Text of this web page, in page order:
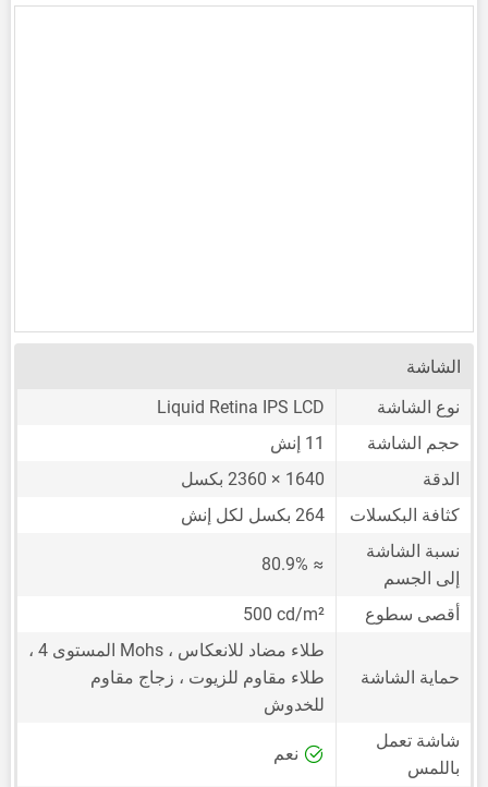
الشاشة
نوع الشاشة
Liquid Retina IPS LCD
حجم الشاشة
11 إنش
الدقة
1640 × 2360 بكسل
كثافة البكسلات
264 بكسل لكل إنش
نسبة الشاشة
إلى الجسم
≈ 80.9%
أقصى سطوع 500 cd/m²
حماية الشاشة
طلاء مضاد للانعكاس ، Mohs المستوى 4 ،
طلاء مقاوم للزيوت ، زجاج مقاوم
للخدوش
شاشة تعمل
باللمس
نعم